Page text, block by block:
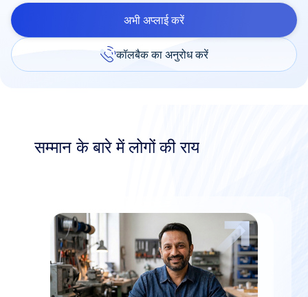
अभी अप्लाई करें
कॉलबैक का अनुरोध करें
सम्मान के बारे में लोगों की राय